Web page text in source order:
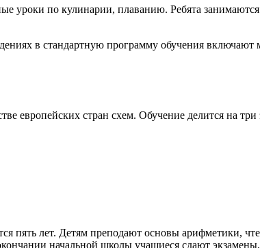
уроки по кулинарии, плаванию. Ребята
в стандартную программу обучения
европейских стран схем. Обучение делится на три
пять лет. Детям преподают основы арифметики,
начальной школы учащиеся сдают экзамены,